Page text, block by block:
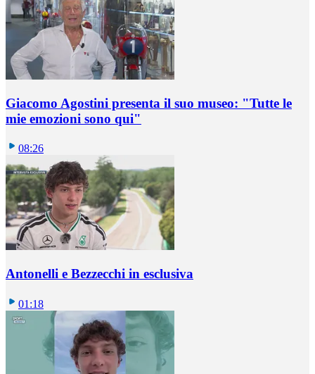
Giacomo Agostini presenta il suo museo: "Tutte le
mie emozioni sono qui"
08:26
Antonelli e Bezzecchi in esclusiva
01:18